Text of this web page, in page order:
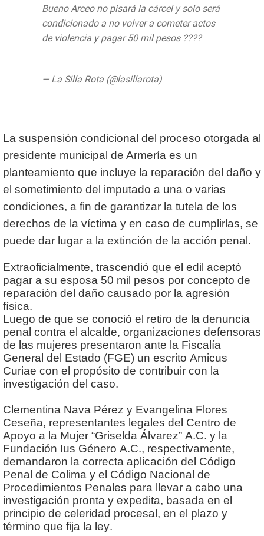
Bueno Arceo no pisará la cárcel y solo será
condicionado a no volver a cometer actos
de violencia y pagar 50 mil pesos ????
— La Silla Rota (@lasillarota)
La suspensión condicional del proceso otorgada al
presidente municipal de Armería es un
planteamiento que incluye la reparación del daño y
el sometimiento del imputado a una o varias
condiciones, a fin de garantizar la tutela de los
derechos de la víctima y en caso de cumplirlas, se
puede dar lugar a la extinción de la acción penal.
Extraoficialmente, trascendió que el edil aceptó
pagar a su esposa 50 mil pesos por concepto de
reparación del daño causado por la agresión
física.
Luego de que se conoció el retiro de la denuncia
penal contra el alcalde, organizaciones defensoras
de las mujeres presentaron ante la Fiscalía
General del Estado (FGE) un escrito Amicus
Curiae con el propósito de contribuir con la
investigación del caso.
Clementina Nava Pérez y Evangelina Flores
Ceseña, representantes legales del Centro de
Apoyo a la Mujer “Griselda Álvarez” A.C. y la
Fundación Ius Género A.C., respectivamente,
demandaron la correcta aplicación del Código
Penal de Colima y el Código Nacional de
Procedimientos Penales para llevar a cabo una
investigación pronta y expedita, basada en el
principio de celeridad procesal, en el plazo y
término que fija la ley.